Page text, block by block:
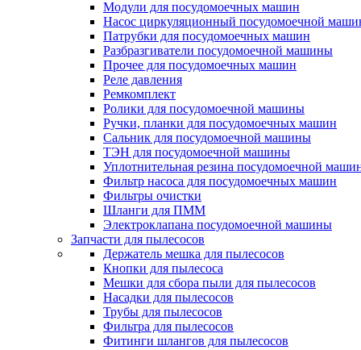
Модули для посудомоечных машин
Насос циркуляционный посудомоечной
Патрубки для посудомоечных машин
Разбразгиватели посудомоечной машины
Прочее для посудомоечных машин
Реле давления
Ремкомплект
Ролики для посудомоечной машины
Ручки, планки для посудомоечных машин
Сальник для посудомоечной машины
ТЭН для посудомоечной машины
Уплотнительная резина посудомоечной
Фильтр насоса для посудомоечных машин
Фильтры очистки
Шланги для ПММ
Электроклапана посудомоечной машины
Запчасти для пылесосов
Держатель мешка для пылесосов
Кнопки для пылесоса
Мешки для сбора пыли для пылесосов
Насадки для пылесосов
Трубы для пылесосов
Фильтра для пылесосов
Фитинги шлангов для пылесосов